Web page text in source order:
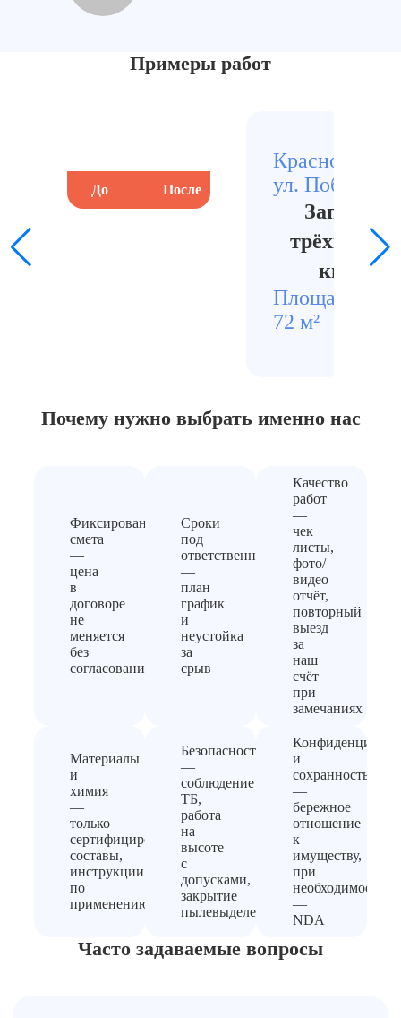
Примеры работ
До После
ул. Победы
Площадь
72 м²
Почему нужно выбрать именно нас
Фиксированная
смета
—
цена
в
договоре
не
меняется
без
согласования
Сроки
под
ответственность
—
план
график
и
неустойка
за
срыв
Качество
работ
—
чек
листы,
фото/
видео
отчёт,
повторный
выезд
за
наш
счёт
при
замечаниях
Материалы
и
химия
—
только
сертифицированные
составы,
инструкции
по
применению
Безопасность
—
соблюдение
ТБ,
работа
на
высоте
с
допусками,
закрытие
пылевыделения
и
сохранность
—
бережное
отношение
к
имуществу,
при
необходимости
—
NDA
Часто задаваемые вопросы